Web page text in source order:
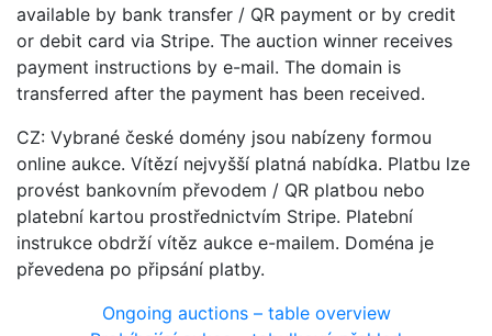
available by bank transfer / QR payment or by credit
or debit card via Stripe. The auction winner receives
payment instructions by e-mail. The domain is
transferred after the payment has been received.
CZ: Vybrané české domény jsou nabízeny formou
online aukce. Vítězí nejvyšší platná nabídka. Platbu lze
provést bankovním převodem / QR platbou nebo
platební kartou prostřednictvím Stripe. Platební
instrukce obdrží vítěz aukce e-mailem. Doména je
převedena po připsání platby.
Ongoing auctions – table overview